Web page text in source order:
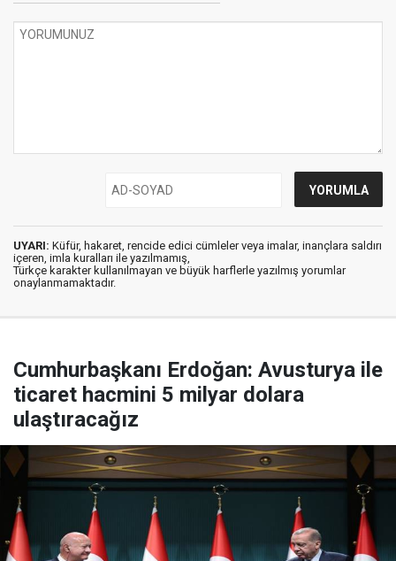
UYARI: Küfür, hakaret, rencide edici cümleler veya imalar, inançlara saldırı
içeren, imla kuralları ile yazılmamış,
Türkçe karakter kullanılmayan ve büyük harflerle yazılmış yorumlar
onaylanmamaktadır.
Cumhurbaşkanı Erdoğan: Avusturya ile
ticaret hacmini 5 milyar dolara
ulaştıracağız